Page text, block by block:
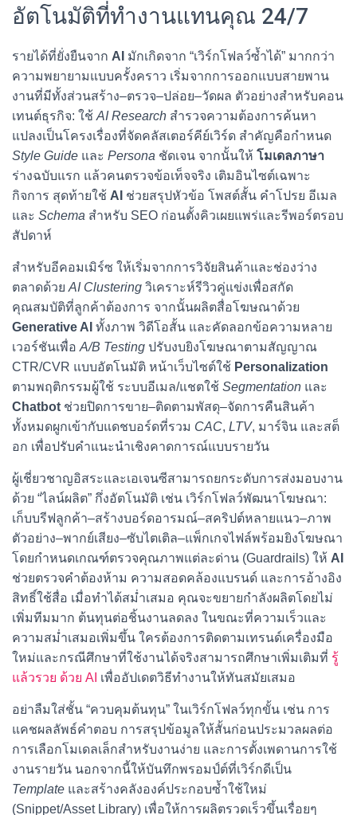
อัตโนมัติที่ทำงานแทนคุณ 24/7
รายได้ที่ยั่งยืนจาก AI มักเกิดจาก “เวิร์กโฟลว์ซ้ำได้” มากกว่า
ความพยายามแบบครั้งคราว เริ่มจากการออกแบบสายพาน
งานที่มีทั้งส่วนสร้าง–ตรวจ–ปล่อย–วัดผล ตัวอย่างสำหรับคอน
เทนต์ธุรกิจ: ใช้ AI Research สำรวจความต้องการค้นหา
แปลงเป็นโครงเรื่องที่จัดคลัสเตอร์คีย์เวิร์ด สำคัญคือกำหนด
Style Guide และ Persona ชัดเจน จากนั้นให้ โมเดลภาษา
ร่างฉบับแรก แล้วคนตรวจข้อเท็จจริง เติมอินไซต์เฉพาะ
กิจการ สุดท้ายใช้ AI ช่วยสรุปหัวข้อ โพสต์สั้น คำโปรย อีเมล
และ Schema สำหรับ SEO ก่อนตั้งคิวเผยแพร่และรีพอร์ตรอบ
สัปดาห์
สำหรับอีคอมเมิร์ซ ให้เริ่มจากการวิจัยสินค้าและช่องว่าง
ตลาดด้วย AI Clustering วิเคราะห์รีวิวคู่แข่งเพื่อสกัด
คุณสมบัติที่ลูกค้าต้องการ จากนั้นผลิตสื่อโฆษณาด้วย
Generative AI ทั้งภาพ วิดีโอสั้น และคัดลอกข้อความหลาย
เวอร์ชันเพื่อ A/B Testing ปรับงบยิงโฆษณาตามสัญญาณ
CTR/CVR แบบอัตโนมัติ หน้าเว็บไซต์ใช้ Personalization
ตามพฤติกรรมผู้ใช้ ระบบอีเมล/แชตใช้ Segmentation และ
Chatbot ช่วยปิดการขาย–ติดตามพัสดุ–จัดการคืนสินค้า
ทั้งหมดผูกเข้ากับแดชบอร์ดที่รวม CAC, LTV, มาร์จิน และสต็
อก เพื่อปรับคำแนะนำเชิงคาดการณ์แบบรายวัน
ผู้เชี่ยวชาญอิสระและเอเจนซีสามารถยกระดับการส่งมอบงาน
ด้วย “ไลน์ผลิต” กึ่งอัตโนมัติ เช่น เวิร์กโฟลว์พัฒนาโฆษณา:
เก็บบรีฟลูกค้า–สร้างบอร์ดอารมณ์–สคริปต์หลายแนว–ภาพ
ตัวอย่าง–พากย์เสียง–ซับไตเติล–แพ็กเกจไฟล์พร้อมยิงโฆษณา
โดยกำหนดเกณฑ์ตรวจคุณภาพแต่ละด่าน (Guardrails) ให้ AI
ช่วยตรวจคำต้องห้าม ความสอดคล้องแบรนด์ และการอ้างอิง
สิทธิ์ใช้สื่อ เมื่อทำได้สม่ำเสมอ คุณจะขยายกำลังผลิตโดยไม่
เพิ่มทีมมาก ต้นทุนต่อชิ้นงานลดลง ในขณะที่ความเร็วและ
ความสม่ำเสมอเพิ่มขึ้น ใครต้องการติดตามเทรนด์เครื่องมือ
ใหม่และกรณีศึกษาที่ใช้งานได้จริงสามารถศึกษาเพิ่มเติมที่ รู้
แล้วรวย ด้วย AI เพื่ออัปเดตวิธีทำงานให้ทันสมัยเสมอ
อย่าลืมใส่ชั้น “ควบคุมต้นทุน” ในเวิร์กโฟลว์ทุกขั้น เช่น การ
แคชผลลัพธ์คำตอบ การสรุปข้อมูลให้สั้นก่อนประมวลผลต่อ
การเลือกโมเดลเล็กสำหรับงานง่าย และการตั้งเพดานการใช้
งานรายวัน นอกจากนี้ให้บันทึกพรอมป์ต์ที่เวิร์กดีเป็น
Template และสร้างคลังองค์ประกอบซ้ำใช้ใหม่
(Snippet/Asset Library) เพื่อให้การผลิตรวดเร็วขึ้นเรื่อยๆ